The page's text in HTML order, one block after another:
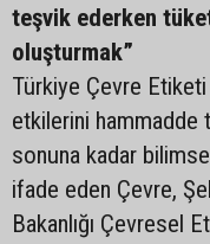
teşvik ederken
oluşturmak”
Türkiye Çevre
etkilerini hammadde
sonuna kadar
ifade eden Çevre,
Bakanlığı Çevresel